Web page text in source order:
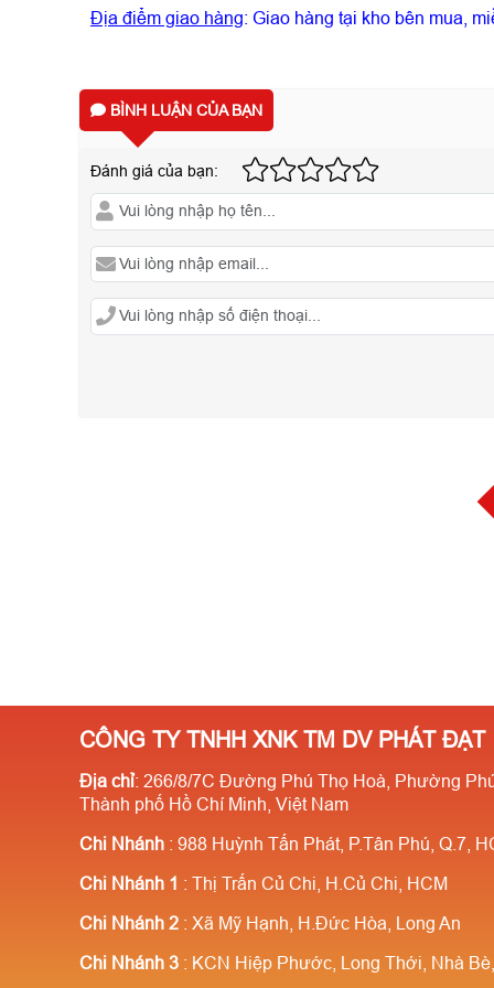
Địa điểm giao hàng: Giao hàng tại kho bên mua,
BÌNH LUẬN CỦA BẠN
Đánh giá của bạn:
CÔNG TY TNHH XNK TM DV PHÁT ĐẠT
Địa chỉ: 266/8/7C Đường Phú Thọ Hoà, Phường
Thành phố Hồ Chí Minh, Việt Nam
Chi Nhánh : 988 Huỳnh Tấn Phát, P.Tân Phú, Q.7,
Chi Nhánh 1 : Thị Trấn Củ Chi, H.Củ Chi, HCM
Chi Nhánh 2 : Xã Mỹ Hạnh, H.Đức Hòa, Long An
Chi Nhánh 3 : KCN Hiệp Phước, Long Thới, Nhà